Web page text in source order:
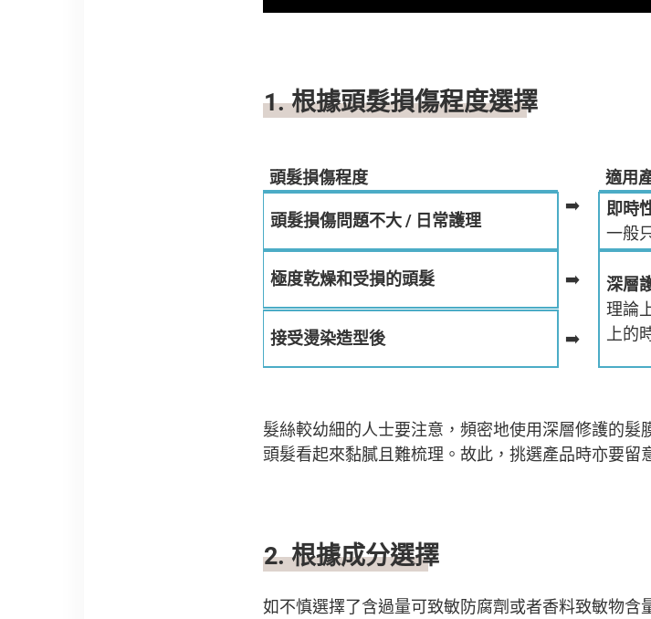
1.根據頭髮損傷程度選擇
頭髮損傷程度
適用
頭髮損傷問題不大/ 日常護理
➡️
即時
一般
極度乾燥和受損的頭髮 ➡️
深層
理論
上的
接受燙染造型後 ➡️
髮絲較幼細的人士要注意，頻密地使用深層修護的
頭髮看起來黏膩且難梳理。故此，挑選產品時亦要留
2.根據成分選擇
如不慎選擇了含過量可致敏防腐劑或者香料致敏物